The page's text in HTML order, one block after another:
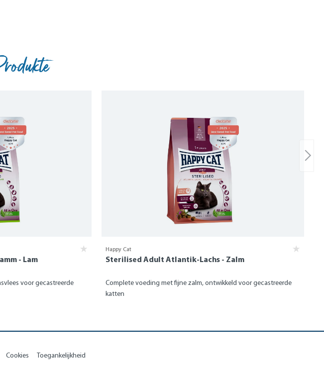
- Lam
voor gecastreerde
Happy Cat
Sterilised Adult Atlantik-Lachs - Zalm
Complete voeding met fijne zalm, ontwikkeld voor gecastreerde
katten
Cookies Toegankelijkheid